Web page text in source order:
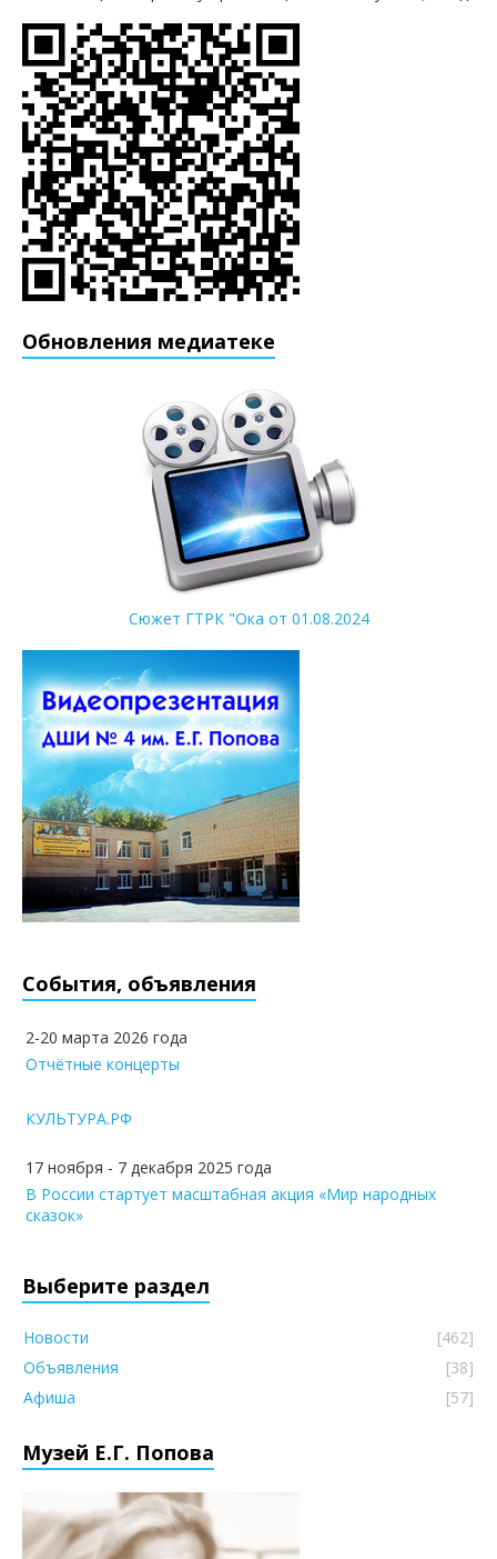
Обновления медиатеке
Сюжет ГТРК "Ока от 01.08.2024
События, объявления
2-20 марта 2026 года
Отчётные концерты
КУЛЬТУРА.РФ
17 ноября - 7 декабря 2025 года
В России стартует масштабная акция «Мир народных
сказок»
Выберите раздел
Новости
[462]
Объявления
[38]
Афиша
[57]
Музей Е.Г. Попова